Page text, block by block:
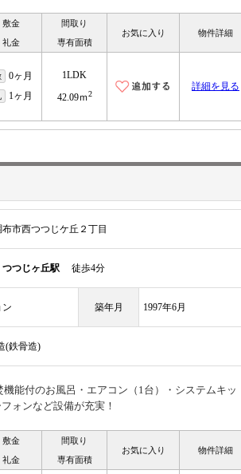
敷金
礼金
間取り
専有面積
お気に入り 物件詳細
0ヶ月
1ヶ月
1LDK
42.09ｍ2
詳細を見る
市西つつじケ丘２丁目
つつじヶ丘駅 徒歩4分
ン 築年月 1997年6月
(鉄骨造)
能付のお風呂・エアコン（1台）・システムキッ
ォンなど設備が充実！
敷金
礼金
間取り
専有面積
お気に入り 物件詳細